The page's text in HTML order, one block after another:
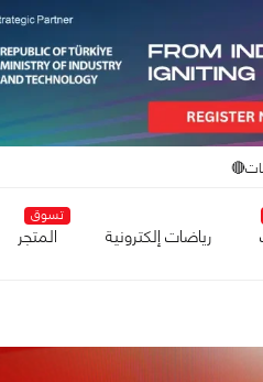
رياضات إلكترونية
تسوق
المتجر